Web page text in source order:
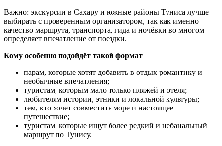
Важно: экскурсии в Сахару и южные районы Туниса лучше
выбирать с проверенным организатором, так как именно
качество маршрута, транспорта, гида и ночёвки во многом
определяет впечатление от поездки.
Кому особенно подойдёт такой формат
парам, которые хотят добавить в отдых романтику и
необычные впечатления;
туристам, которым мало только пляжей и отеля;
любителям истории, этники и локальной культуры;
тем, кто хочет совместить море и настоящее
путешествие;
туристам, которые ищут более редкий и небанальный
маршрут по Тунису.